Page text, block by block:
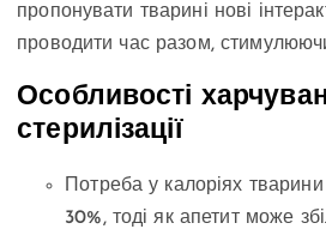
пропонувати тварині нові
проводити час разом,
Особливості
стерилізації
Потреба у калоріях
30%, тоді як апетит може